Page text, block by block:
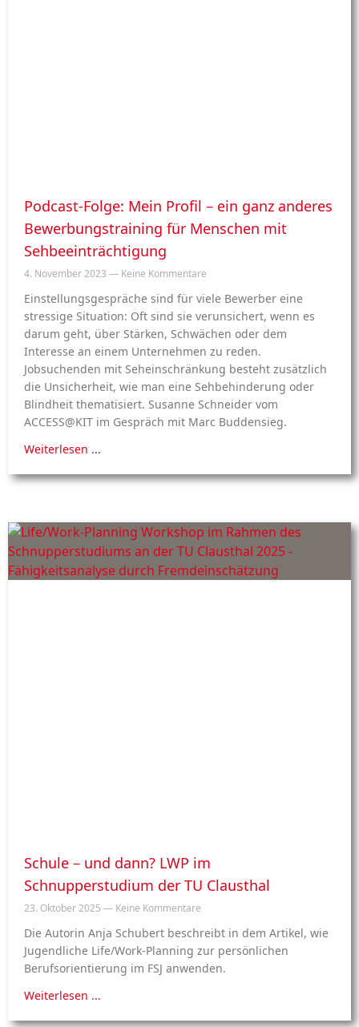
Podcast-Folge: Mein Profil – ein ganz anderes
Bewerbungstraining für Menschen mit
Sehbeeinträchtigung
4. November 2023 Keine Kommentare
Einstellungsgespräche sind für viele Bewerber eine
stressige Situation: Oft sind sie verunsichert, wenn es
darum geht, über Stärken, Schwächen oder dem
Interesse an einem Unternehmen zu reden.
Jobsuchenden mit Seheinschränkung besteht zusätzlich
die Unsicherheit, wie man eine Sehbehinderung oder
Blindheit thematisiert. Susanne Schneider vom
ACCESS@KIT im Gespräch mit Marc Buddensieg.
Weiterlesen ...
Schule – und dann? LWP im
Schnupperstudium der TU Clausthal
23. Oktober 2025 Keine Kommentare
Die Autorin Anja Schubert beschreibt in dem Artikel, wie
Jugendliche Life/Work-Planning zur persönlichen
Berufsorientierung im FSJ anwenden.
Weiterlesen ...